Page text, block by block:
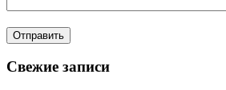
Свежие записи